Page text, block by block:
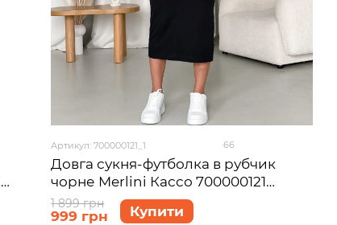
Артикул: 700000121_1 66
Довга сукня-футболка в рубчик
чорне Merlini Кассо 700000121
розмір 42-44 (S-M)
1 899 грн
999 грн Купити